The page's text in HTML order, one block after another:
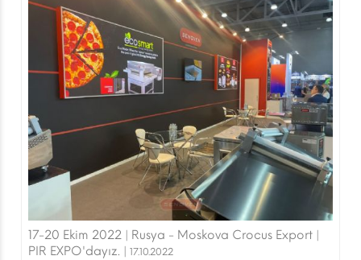
17-20 Ekim 2022 | Rusya - Moskova Crocus Export |
PIR EXPO'dayız. | 17.10.2022